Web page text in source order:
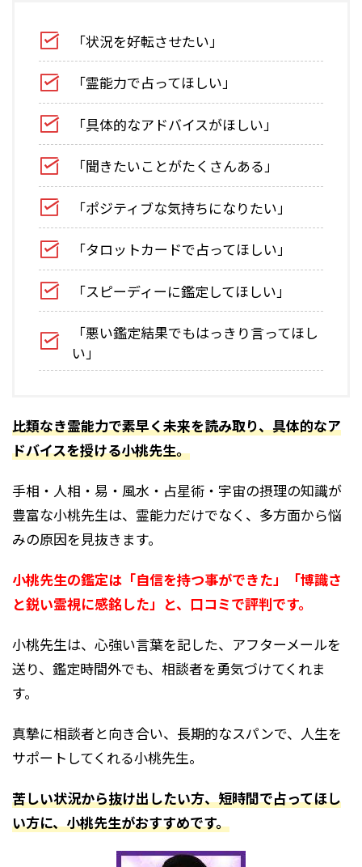
「状況を好転させたい」
「霊能力で占ってほしい」
「具体的なアドバイスがほしい」
「聞きたいことがたくさんある」
「ポジティブな気持ちになりたい」
「タロットカードで占ってほしい」
「スピーディーに鑑定してほしい」
「悪い鑑定結果でもはっきり言ってほし
い」
比類なき霊能力で素早く未来を読み取り、具体的なア
ドバイスを授ける小桃先生。
手相・人相・易・風水・占星術・宇宙の摂理の知識が
豊富な小桃先生は、霊能力だけでなく、多方面から悩
みの原因を見抜きます。
小桃先生の鑑定は「自信を持つ事ができた」「博識さ
と鋭い霊視に感銘した」と、口コミで評判です。
小桃先生は、心強い言葉を記した、アフターメールを
送り、鑑定時間外でも、相談者を勇気づけてくれま
す。
真摯に相談者と向き合い、長期的なスパンで、人生を
サポートしてくれる小桃先生。
苦しい状況から抜け出したい方、短時間で占ってほし
い方に、小桃先生がおすすめです。